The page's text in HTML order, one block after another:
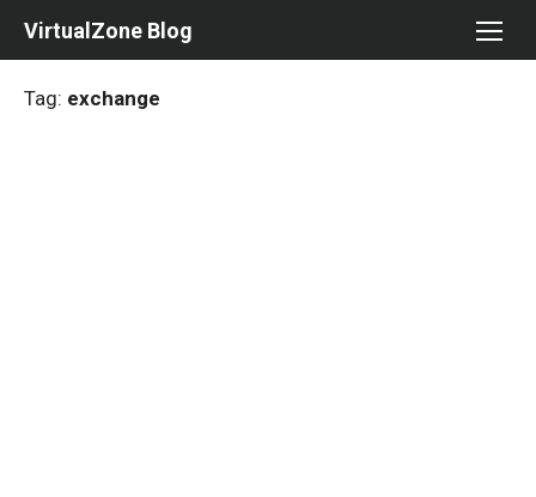
VirtualZone Blog
Tag: exchange